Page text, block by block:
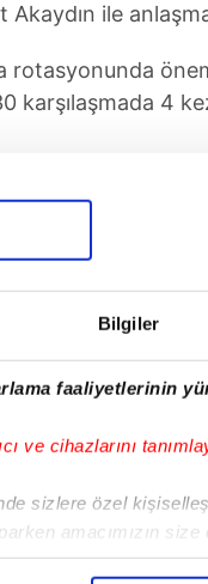
Bilgiler
faaliyetlerinin
ve cihazlarını
sizlere özel
amacımızın
gelen çabayı
ile
rotasyonunda
karşılaşmada 4